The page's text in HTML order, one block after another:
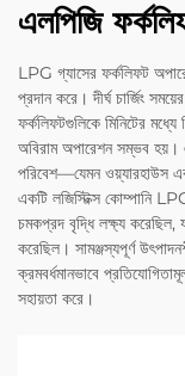
এলপিজি
LPG গ্যাসের ফর্কলিফট
প্রদান করে। দীর্ঘ চার্জিং
ফর্কলিফটগুলিকে মিনিটের
অবিরাম অপারেশন সম্ভব হয়।
পরিবেশ—যেমন ওয়্যারহাউস
একটি লজিস্টিক্স কোম্পানি
চমকপ্রদ বৃদ্ধি লক্ষ্য করেছিল,
করেছিল। সামঞ্জস্যপূর্ণ
ক্রমবর্ধমানভাবে
সহায়তা করে।